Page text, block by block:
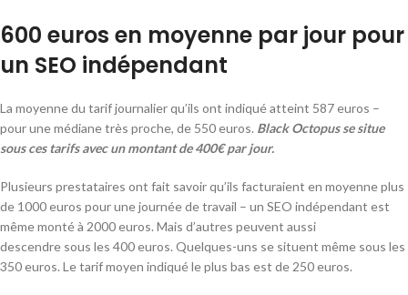
600 euros en moyenne par jour pour
un SEO indépendant
La moyenne du tarif journalier qu’ils ont indiqué atteint 587 euros –
pour une médiane très proche, de 550 euros. Black Octopus se situe
sous ces tarifs avec un montant de 400€ par jour.
Plusieurs prestataires ont fait savoir qu’ils facturaient en moyenne plus
de 1000 euros pour une journée de travail – un SEO indépendant est
même monté à 2000 euros. Mais d’autres peuvent aussi
descendre sous les 400 euros. Quelques-uns se situent même sous les
350 euros. Le tarif moyen indiqué le plus bas est de 250 euros.